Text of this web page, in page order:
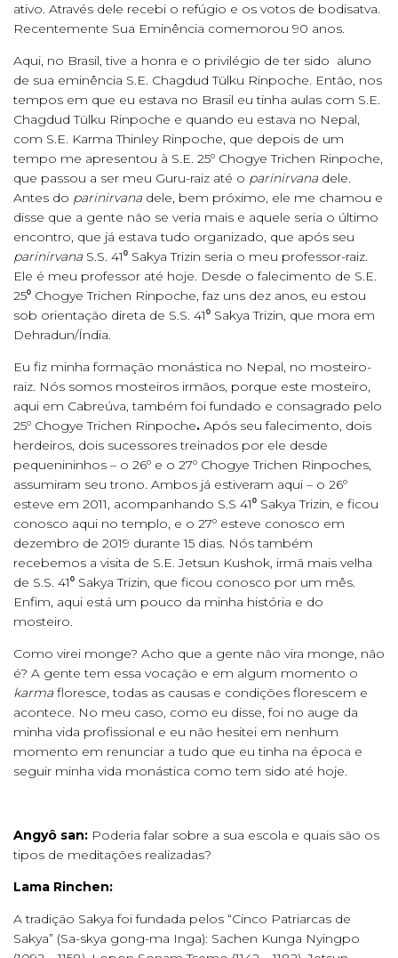
ativo. Através dele recebi o refúgio e os votos de bodisatva.
Recentemente Sua Eminência comemorou 90 anos.
Aqui, no Brasil, tive a honra e o privilégio de ter sido aluno
de sua eminência S.E. Chagdud Tülku Rinpoche. Então, nos
tempos em que eu estava no Brasil eu tinha aulas com S.E.
Chagdud Tülku Rinpoche e quando eu estava no Nepal,
com S.E. Karma Thinley Rinpoche, que depois de um
tempo me apresentou à S.E. 25º Chogye Trichen Rinpoche,
que passou a ser meu Guru-raiz até o parinirvana dele.
Antes do parinirvana dele, bem próximo, ele me chamou e
disse que a gente não se veria mais e aquele seria o último
encontro, que já estava tudo organizado, que após seu
parinirvana S.S. 41⁰ Sakya Trizin seria o meu professor-raiz.
Ele é meu professor até hoje. Desde o falecimento de S.E.
25⁰ Chogye Trichen Rinpoche, faz uns dez anos, eu estou
sob orientação direta de S.S. 41⁰ Sakya Trizin, que mora em
Dehradun/Índia.
Eu fiz minha formação monástica no Nepal, no mosteiro-
raiz. Nós somos mosteiros irmãos, porque este mosteiro,
aqui em Cabreúva, também foi fundado e consagrado pelo
25º Chogye Trichen Rinpoche. Após seu falecimento, dois
herdeiros, dois sucessores treinados por ele desde
pequenininhos – o 26º e o 27º Chogye Trichen Rinpoches,
assumiram seu trono. Ambos já estiveram aqui – o 26º
esteve em 2011, acompanhando S.S 41⁰ Sakya Trizin, e ficou
conosco aqui no templo, e o 27º esteve conosco em
dezembro de 2019 durante 15 dias. Nós também
recebemos a visita de S.E. Jetsun Kushok, irmã mais velha
de S.S. 41⁰ Sakya Trizin, que ficou conosco por um mês.
Enfim, aqui está um pouco da minha história e do
mosteiro.
Como virei monge? Acho que a gente não vira monge, não
é? A gente tem essa vocação e em algum momento o
karma floresce, todas as causas e condições florescem e
acontece. No meu caso, como eu disse, foi no auge da
minha vida profissional e eu não hesitei em nenhum
momento em renunciar a tudo que eu tinha na época e
seguir minha vida monástica como tem sido até hoje.
Angyô san: Poderia falar sobre a sua escola e quais são os
tipos de meditações realizadas?
Lama Rinchen:
A tradição Sakya foi fundada pelos “Cinco Patriarcas de
Sakya” (Sa-skya gong-ma Inga): Sachen Kunga Nyingpo